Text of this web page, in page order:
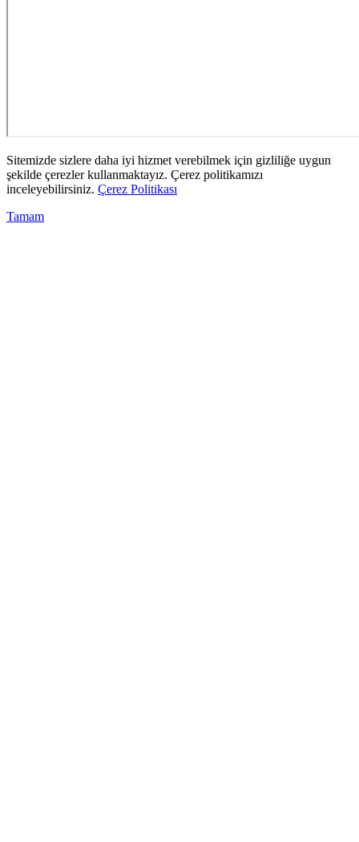
Sitemizde sizlere daha iyi hizmet verebilmek için gizliliğe uygun
şekilde çerezler kullanmaktayız. Çerez politikamızı
inceleyebilirsiniz. Çerez Politikası
Tamam